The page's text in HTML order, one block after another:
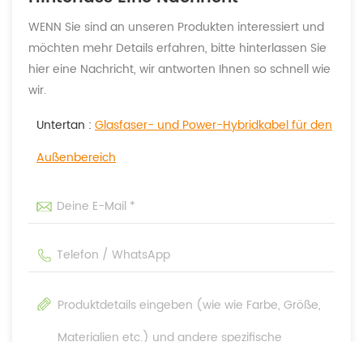
WENN Sie sind an unseren Produkten interessiert und
möchten mehr Details erfahren, bitte hinterlassen Sie
hier eine Nachricht, wir antworten Ihnen so schnell wie
wir.
Untertan : Glasfaser- und Power-Hybridkabel für den
Außenbereich